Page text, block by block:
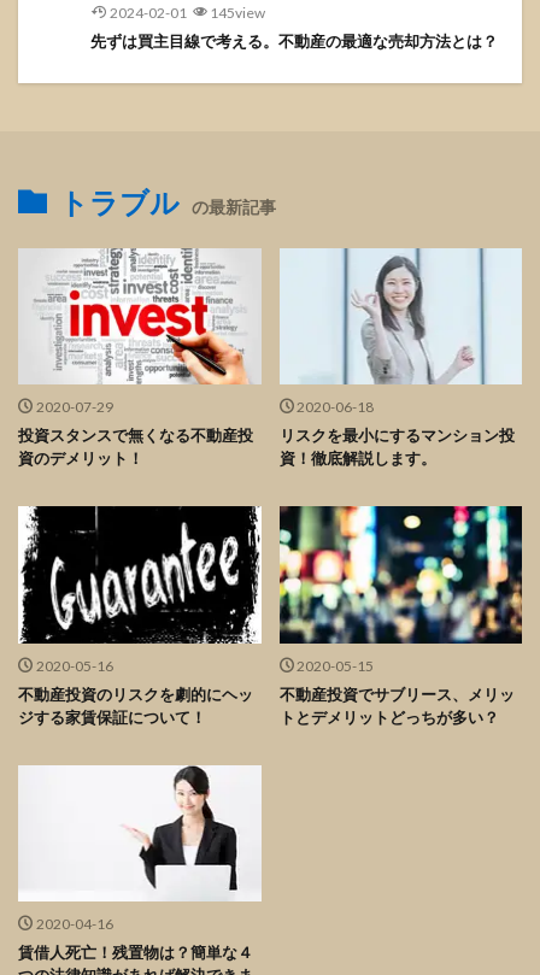
2024-02-01 145view
先ずは買主目線で考える。不動産の最適な売却方法とは？
トラブル の最新記事
2020-07-29
投資スタンスで無くなる不動産投
資のデメリット！
2020-06-18
リスクを最小にするマンション投
資！徹底解説します。
2020-05-16
不動産投資のリスクを劇的にヘッ
ジする家賃保証について！
2020-05-15
不動産投資でサブリース、メリッ
トとデメリットどっちが多い？
2020-04-16
賃借人死亡！残置物は？簡単な４